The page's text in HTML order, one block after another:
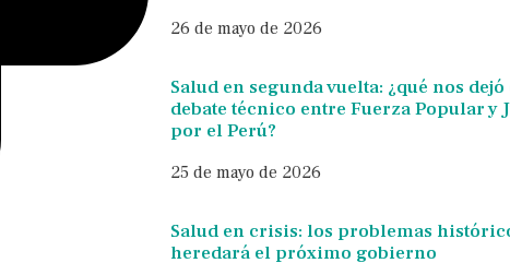
26 de mayo de 2026
Salud en segunda vuelta: ¿qué nos dejó
debate técnico entre Fuerza Popular y
por el Perú?
25 de mayo de 2026
Salud en crisis: los problemas
heredará el próximo gobierno